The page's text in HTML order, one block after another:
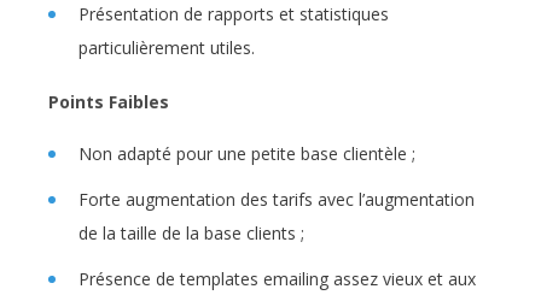
Présentation de rapports et statistiques
particulièrement utiles.
Points Faibles
Non adapté pour une petite base clientèle ;
Forte augmentation des tarifs avec l’augmentation
de la taille de la base clients ;
Présence de templates emailing assez vieux et aux